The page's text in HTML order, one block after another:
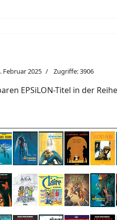
Februar 2025 Zugriffe: 3906
EPSiLON-Titel in der